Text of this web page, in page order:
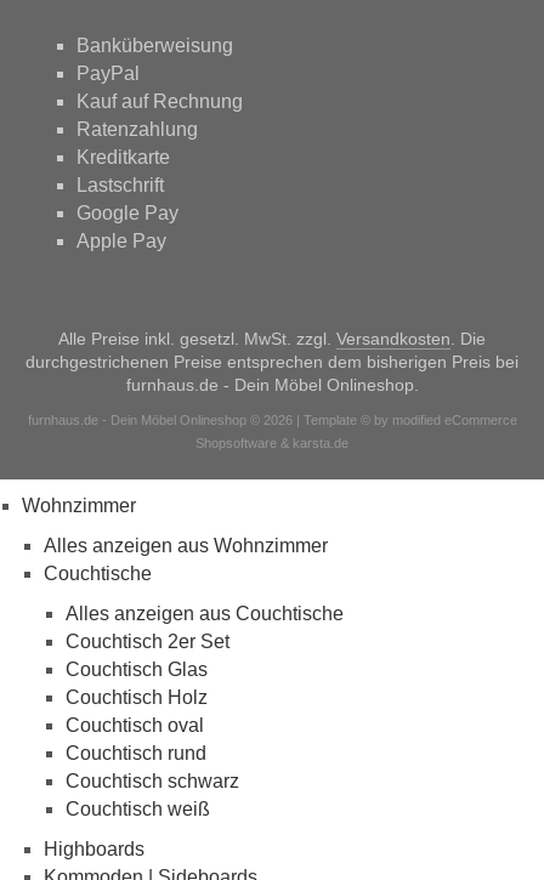
Banküberweisung
PayPal
Kauf auf Rechnung
Ratenzahlung
Kreditkarte
Lastschrift
Google Pay
Apple Pay
Alle Preise inkl. gesetzl. MwSt. zzgl. Versandkosten . Die
durchgestrichenen Preise entsprechen dem bisherigen Preis bei
furnhaus.de - Dein Möbel Onlineshop.
furnhaus.de - Dein Möbel Onlineshop © 2026 | Template © by modified eCommerce
Shopsoftware & karsta.de
Wohnzimmer
Alles anzeigen aus Wohnzimmer
Couchtische
Alles anzeigen aus Couchtische
Couchtisch 2er Set
Couchtisch Glas
Couchtisch Holz
Couchtisch oval
Couchtisch rund
Couchtisch schwarz
Couchtisch weiß
Highboards